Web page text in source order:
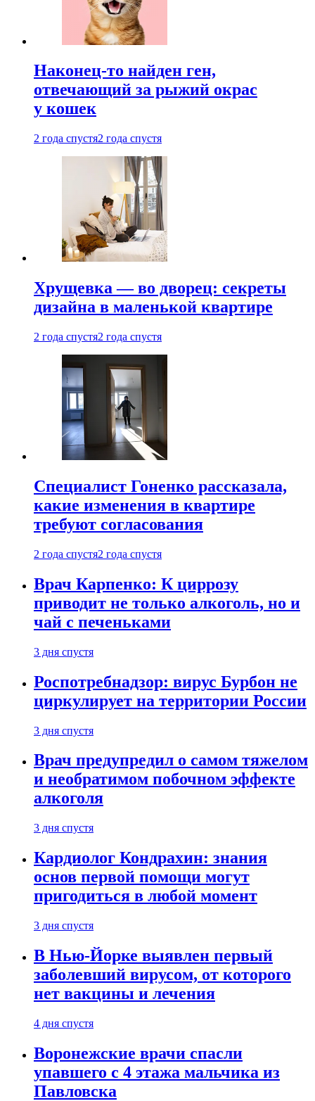
Наконец-то найден ген,
отвечающий за рыжий окрас
у кошек
2 года спустя2 года спустя
Хрущевка — во дворец: секреты
дизайна в маленькой квартире
2 года спустя2 года спустя
Специалист Гоненко рассказала,
какие изменения в квартире
требуют согласования
2 года спустя2 года спустя
Врач Карпенко: К циррозу
приводит не только алкоголь, но и
чай с печеньками
3 дня спустя
Роспотребнадзор: вирус Бурбон не
циркулирует на территории России
3 дня спустя
Врач предупредил о самом тяжелом
и необратимом побочном эффекте
алкоголя
3 дня спустя
Кардиолог Кондрахин: знания
основ первой помощи могут
пригодиться в любой момент
3 дня спустя
В Нью-Йорке выявлен первый
заболевший вирусом, от которого
нет вакцины и лечения
4 дня спустя
Воронежские врачи спасли
упавшего с 4 этажа мальчика из
Павловска